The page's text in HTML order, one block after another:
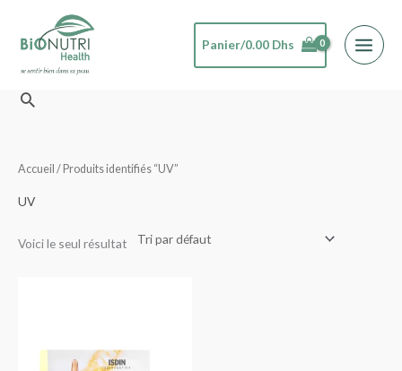
contenu
Panier/0.00 Dhs
Rechercher
Accueil / Produits identifiés “UV”
UV
Voici le seul résultat